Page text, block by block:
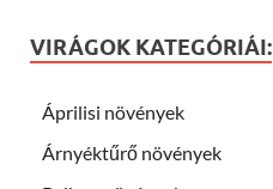
VIRÁGOK KATEGÓRIÁI:
Áprilisi növények
Árnyéktűrő növények